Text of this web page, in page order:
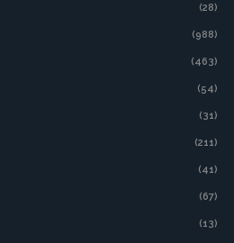
(28)
(988)
(463)
(54)
(31)
(211)
(41)
(67)
(13)